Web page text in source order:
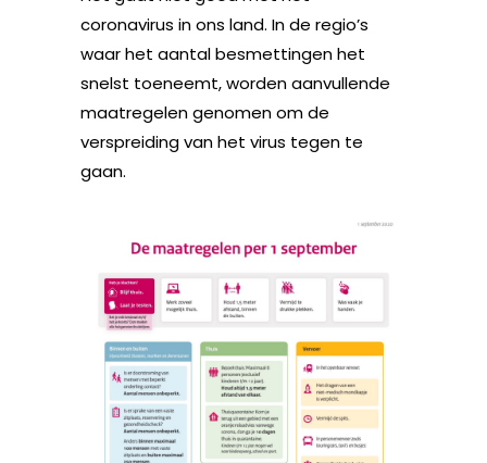
coronavirus in ons land. In de regio’s
waar het aantal besmettingen het
snelst toeneemt, worden aanvullende
maatregelen genomen om de
verspreiding van het virus tegen te
gaan.